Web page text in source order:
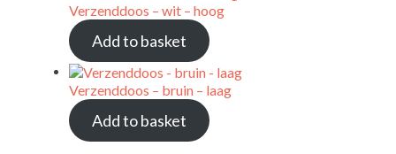
Verzenddoos – wit – hoog
Add to basket
Verzenddoos – bruin – laag
Add to basket